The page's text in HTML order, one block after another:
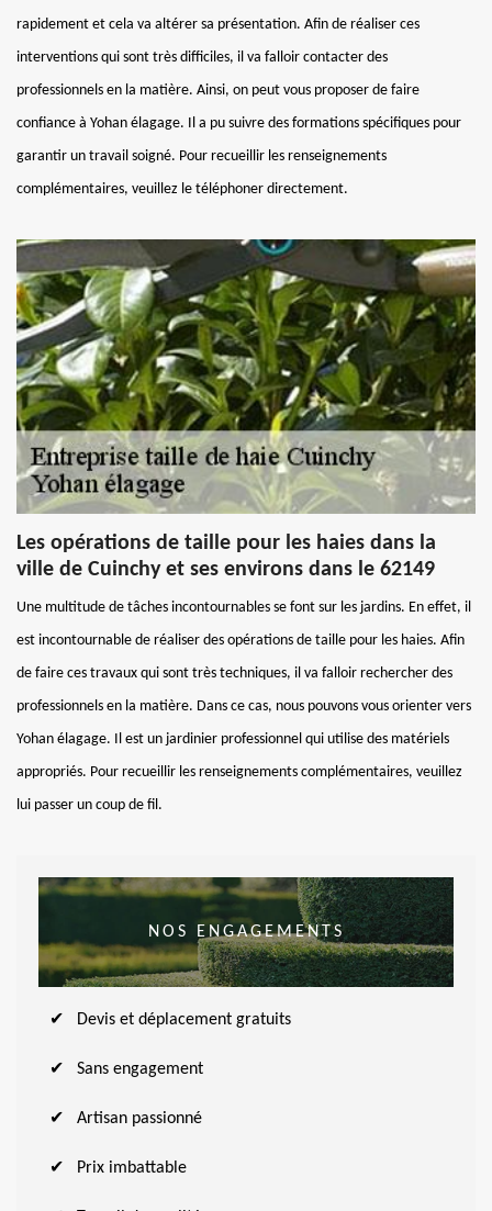
rapidement et cela va altérer sa présentation. Afin de réaliser ces
interventions qui sont très difficiles, il va falloir contacter des
professionnels en la matière. Ainsi, on peut vous proposer de faire
confiance à Yohan élagage. Il a pu suivre des formations spécifiques pour
garantir un travail soigné. Pour recueillir les renseignements
complémentaires, veuillez le téléphoner directement.
Les opérations de taille pour les haies dans la
ville de Cuinchy et ses environs dans le 62149
Une multitude de tâches incontournables se font sur les jardins. En effet, il
est incontournable de réaliser des opérations de taille pour les haies. Afin
de faire ces travaux qui sont très techniques, il va falloir rechercher des
professionnels en la matière. Dans ce cas, nous pouvons vous orienter vers
Yohan élagage. Il est un jardinier professionnel qui utilise des matériels
appropriés. Pour recueillir les renseignements complémentaires, veuillez
lui passer un coup de fil.
NOS ENGAGEMENTS
Devis et déplacement gratuits
Sans engagement
Artisan passionné
Prix imbattable